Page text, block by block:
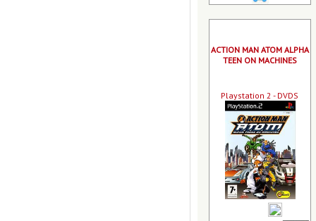
ACTION MAN ATOM ALPHA
TEEN ON MACHINES
Playstation 2 - DVDS